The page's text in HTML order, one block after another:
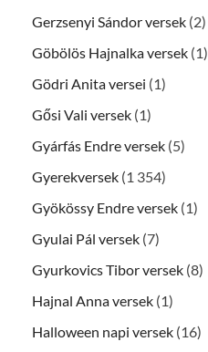
Gerzsenyi Sándor versek (2)
Göbölös Hajnalka versek (1)
Gödri Anita versei (1)
Gősi Vali versek (1)
Gyárfás Endre versek (5)
Gyerekversek (1 354)
Gyökössy Endre versek (1)
Gyulai Pál versek (7)
Gyurkovics Tibor versek (8)
Hajnal Anna versek (1)
Halloween napi versek (16)